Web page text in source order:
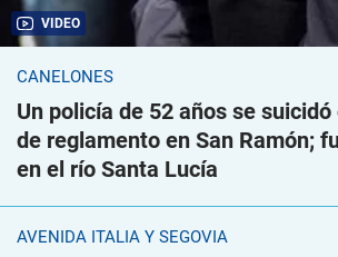
VIDEO
CANELONES
Un policía de 52 años se
de reglamento en San Ramón;
en el río Santa Lucía
AVENIDA ITALIA Y SEGOVIA